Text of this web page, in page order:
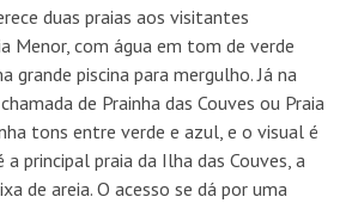
duas praias aos visitantes
Menor, com água em tom de verde
grande piscina para mergulho. Já na
de Prainha das Couves ou Praia
tons entre verde e azul, e o visual é
principal praia da Ilha das Couves, a
de areia. O acesso se dá por uma